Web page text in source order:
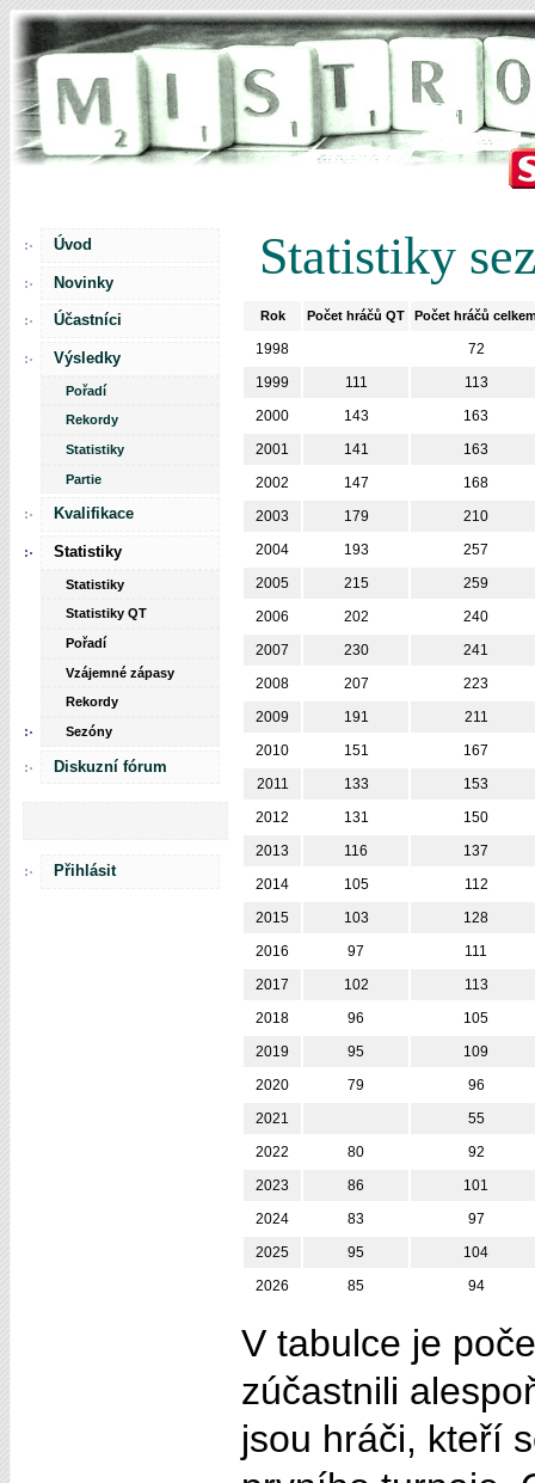
Úvod
Novinky
Účastníci
Výsledky
Pořadí
Rekordy
Statistiky
Partie
Kvalifikace
Statistiky
Statistiky
Statistiky QT
Pořadí
Vzájemné zápasy
Rekordy
Sezóny
Diskuzní fórum
Přihlásit
Statistiky
Rok Počet hráčů QT Počet hráčů
1998
72
1999
111
113
2000
143
163
2001
141
163
2002
147
168
2003
179
210
2004
193
257
2005
215
259
2006
202
240
2007
230
241
2008
207
223
2009
191
211
2010
151
167
2011
133
153
2012
131
150
2013
116
137
2014
105
112
2015
103
128
2016
97
111
2017
102
113
2018
96
105
2019
95
109
2020
79
96
2021
55
2022
80
92
2023
86
101
2024
83
97
2025
95
104
2026
85 94
V tabulce je
zúčastnili
jsou hráči, kteří